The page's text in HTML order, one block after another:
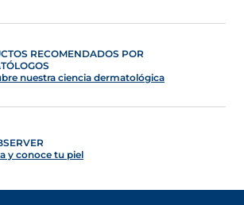
RECOMENDADOS POR
nuestra ciencia dermatológica
y conoce tu piel